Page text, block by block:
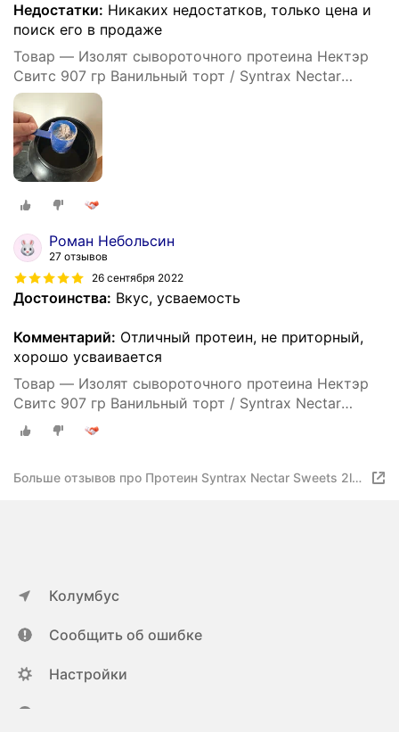
Недостатки: Никаких недостатков, только цена и
поиск его в продаже
Товар — Изолят сывороточного протеина Нектэр
Свитс 907 гр Ванильный торт / Syntrax Nectar
Sweets
Роман Небольсин
27 отзывов
26 сентября 2022
Достоинства: Вкус, усваемость
Комментарий: Отличный протеин, не приторный,
хорошо усваивается
Товар — Изолят сывороточного протеина Нектэр
Свитс 907 гр Ванильный торт / Syntrax Nectar
Sweets
Больше отзывов про Протеин Syntrax Nectar Sweets 2lb
Колумбус
Сообщить об ошибке
Настройки